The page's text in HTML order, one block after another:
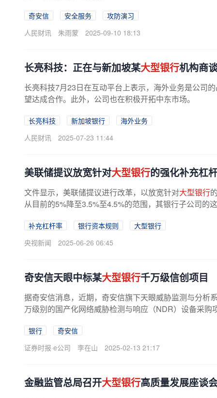
奇安信 安全服务
攻防演习
人民财讯
朱雨蒙 2025-09-10 18:13
长亮科技：正在与新加坡某大型银行机构商
长亮科技7月23日在互动平台上表示，海外业务是公司
望达成合作。此外，公司也在积极开拓中东市场。
长亮科技 新加坡银行
海外业务
人民财讯
2025-07-23 11:44
美联储提议放宽针对大型银行的强化补充杠
文件显示，美联储提议进行改革，以放宽针对大型银行
从目前的5%降至3.5%至4.5%的范围，其银行子公司的
补充杠杆率 银行资本规则
大型银行
央视新闻
2025-06-26 06:45
奇安信天眼中标某大型银行千万级信创项目
据奇安信消息，近期，奇安信旗下天眼威胁监测与分析
万级别的国产化网络威胁检测与响应（NDR）设备采购
银行
奇安信
证券时报·e公司
李在山 2025-02-13 21:17
金融监管总局召开大型银行高质量发展座谈